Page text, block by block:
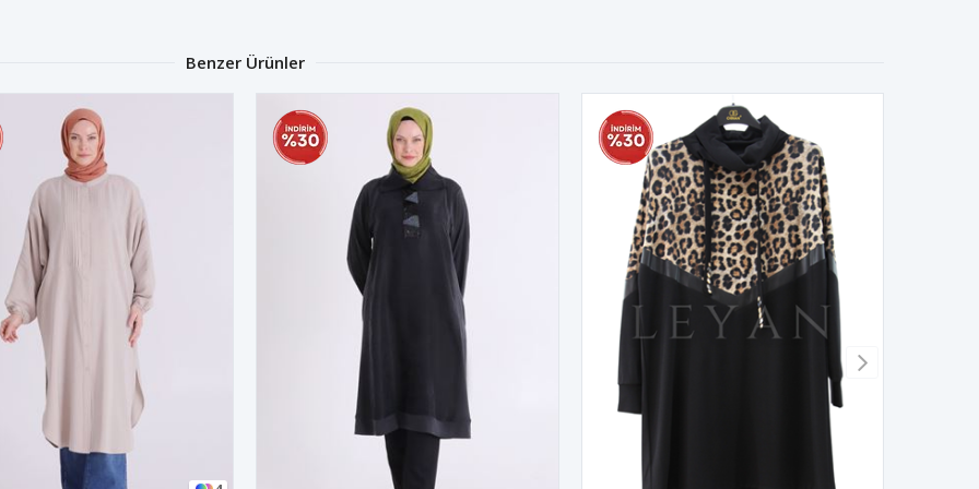
Benzer Ürünler